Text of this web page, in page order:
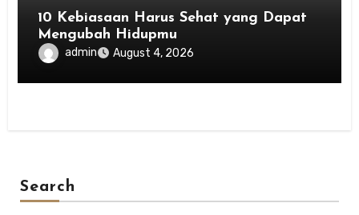
10 Kebiasaan Harus Sehat yang Dapat
Mengubah Hidupmu
admin August 4, 2026
Search